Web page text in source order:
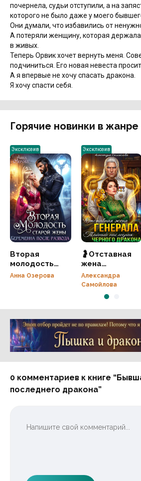
почернела, судьи отступили, а на
которого не было даже у моего
Они думали, что избавились от
А потеряли женщину, которая
в живых.
Теперь Орвик хочет вернуть меня.
подчиниться. Его новая невеста
А я впервые не хочу спасать дракона.
Я хочу спасти себя.
Горячие новинки в жанре
Эксклюзив
Вторая
молодость
старой жены.
Анна Озерова
Эксклюзив
🤰Отставная
жена
генерала.
Тайный
наследник
черного
дракона🤰
Александра
Самойлова
Реклама 16+ АО «ЛитГород»
0 комментариев к книге
последнего дракона”